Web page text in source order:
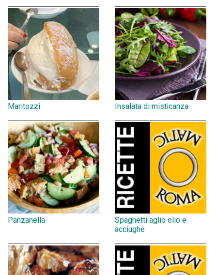
Maritozzi Insalata di misticanza
Panzanella
Spaghetti aglio olio e
acciughe